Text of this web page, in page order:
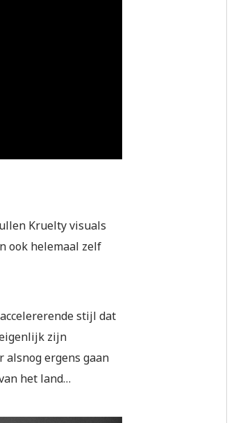
Kruelty visuals
ook helemaal zelf
stijl dat
zijn
ergens gaan
het land…